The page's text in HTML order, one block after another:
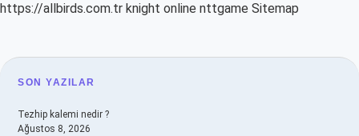
https://allbirds.com.tr knight online nttgame Sitemap
SIDEBAR
SON YAZILAR
Tezhip kalemi nedir ?
Ağustos 8, 2026